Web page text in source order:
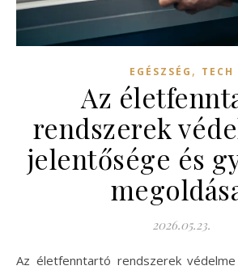
EGÉSZSÉG , TECH
Az
rendszerek
jelentősége és
2026.05.23.
Az életfenntartó rendszerek védelme minden szervezet